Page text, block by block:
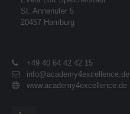
St. Annenufer 5
20457 Hamburg
+49 40 64 42 42 15
info@academy4excellence.de
www.academy4excellence.de